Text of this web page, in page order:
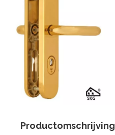
Productomschrijving